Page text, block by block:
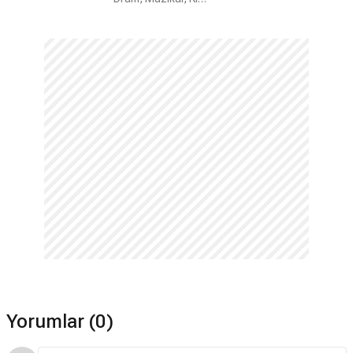
Yorumlar (0)